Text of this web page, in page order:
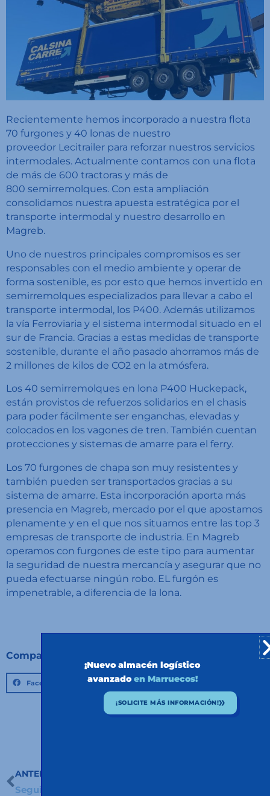
Recientemente hemos incorporado a nuestra flota
70 furgones y 40 lonas de nuestro
proveedor Lecitrailer para reforzar nuestros servicios
intermodales. Actualmente contamos con una flota
de más de 600 tractoras y más de
800 semirremolques. Con esta ampliación
consolidamos nuestra apuesta estratégica por el
transporte intermodal y nuestro desarrollo en
Magreb.
Uno de nuestros principales compromisos es ser
responsables con el medio ambiente y operar de
forma sostenible, es por esto que hemos invertido en
semirremolques especializados para llevar a cabo el
transporte intermodal, los P400. Además utilizamos
la vía Ferroviaria y el sistema intermodal situado en el
sur de Francia. Gracias a estas medidas de transporte
sostenible, durante el año pasado ahorramos más de
2 millones de kilos de CO2 en la atmósfera.
Los 40 semirremolques en lona P400 Huckepack,
están provistos de refuerzos solidarios en el chasis
para poder fácilmente ser enganchas, elevadas y
colocados en los vagones de tren. También cuentan
protecciones y sistemas de amarre para el ferry.
Los 70 furgones de chapa son muy resistentes y
también pueden ser transportados gracias a su
sistema de amarre. Esta incorporación aporta más
presencia en Magreb, mercado por el que apostamos
plenamente y en el que nos situamos entre las top 3
empresas de transporte de industria. En Magreb
operamos con furgones de este tipo para aumentar
la seguridad de nuestra mercancía y asegurar que no
pueda efectuarse ningún robo. EL furgón es
impenetrable, a diferencia de la lona.
Compartir:
Facebook Twitter LinkedIn
Ant
ANTERIOR
¡Nuevo almacén logístico
avanzadoen Marruecos!
¡SOLICITE MÁS INFORMACIÓN!